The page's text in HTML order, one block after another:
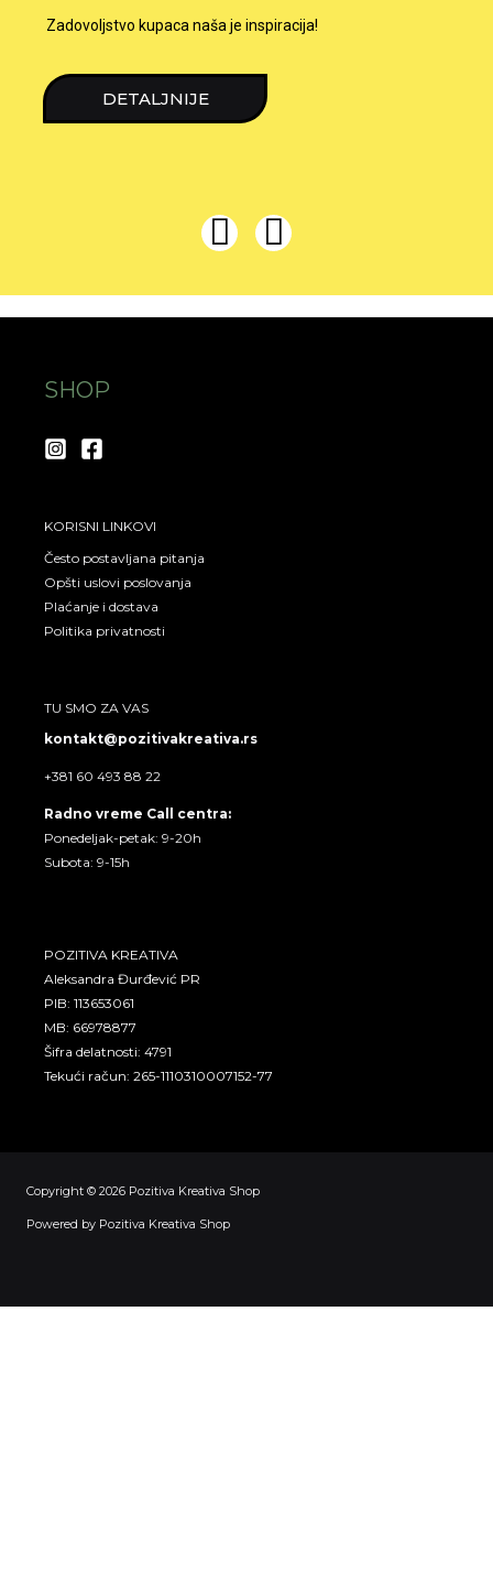
I
s
F
c
Zadovoljstvo kupaca naša je inspiracija!
DETALJNIJE
SHOP
KORISNI LINKOVI
Često postavljana pitanja
Opšti uslovi poslovanja
Plaćanje i dostava
Politika privatnosti
TU SMO ZA VAS
kontakt@pozitivakreativa.rs
+381 60 493 88 22
Radno vreme Call centra:
Ponedeljak-petak: 9-20h
Subota: 9-15h
POZITIVA KREATIVA
Aleksandra Đurđević PR
PIB: 113653061
MB: 66978877
Šifra delatnosti: 4791
Tekući račun: 265-1110310007152-77
Copyright © 2026 Pozitiva Kreativa Shop
Powered by Pozitiva Kreativa Shop